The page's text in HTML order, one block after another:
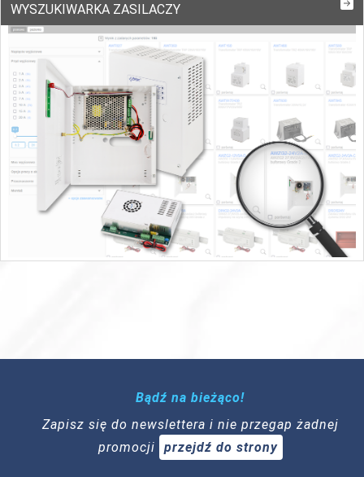
WYSZUKIWARKA ZASILACZY
Bądź na bieżąco!
Zapisz się do newslettera i nie przegap żadnej
promocji
przejdź do strony